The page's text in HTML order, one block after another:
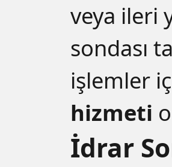
veya ileri
sondası
işlemler
hizmeti
İdrar